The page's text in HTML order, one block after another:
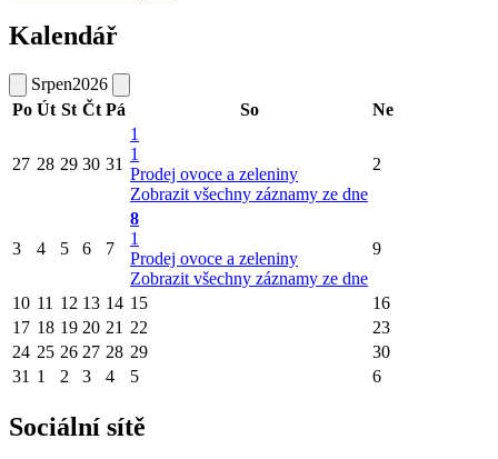
Kalendář
Srpen2026
Po Út St Čt Pá So Ne
27 28 29 30 31
1
1
Prodej ovoce a zeleniny
Zobrazit všechny záznamy ze dne
2
3 4 5 6 7
8
1
Prodej ovoce a zeleniny
Zobrazit všechny záznamy ze dne
9
10 11 12 13 14 15
16
17 18 19 20 21 22
23
24 25 26 27 28 29
30
31 1 2 3 4 5 6
Sociální sítě